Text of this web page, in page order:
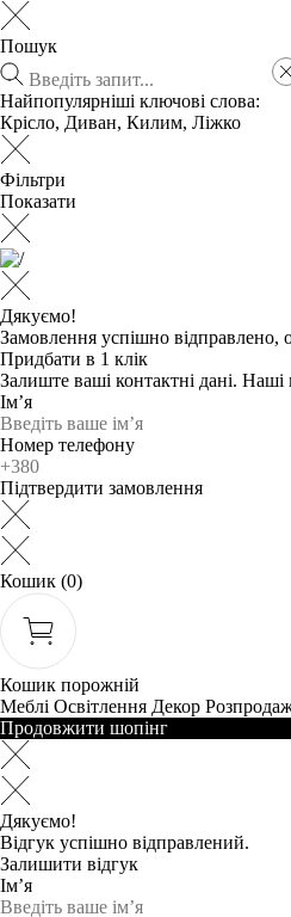
Пошук
Найпопулярніші ключові слова:
Крісло, Диван, Килим, Ліжко
Фільтри
Показати
Дякуємо!
Замовлення успішно відправлено,
Придбати в 1 клік
Залиште ваші контактні дані.
Ім’я
Номер телефону
Підтвердити замовлення
Кошик (0)
Кошик порожній
Меблі Освітлення Декор
Продовжити шопінг
Дякуємо!
Відгук успішно відправлений.
Залишити відгук
Ім’я